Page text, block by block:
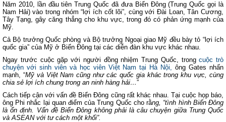
Năm 2010, lần đầu tiên Trung Quốc đã đưa Biển Đông (Trung Quốc gọi là
Nam Hải) vào trong nhóm “lợi ích cốt lõi”, cùng với Đài Loan, Tân Cương,
Tây Tạng, gây căng thẳng cho khu vực, trong đó có phản ứng mạnh của
Mỹ.
Cả Bộ trưởng Quốc phòng và Bộ trưởng Ngoại giao Mỹ đều bày tỏ “lợi ích
quốc gia” của Mỹ ở Biển Đông tại các diễn đàn khu vực khác nhau.
Ngay trước cuộc gặp với người đồng nhiệm Trung Quốc, trongcuộc trò
chuyện với sinh viên và học viên Việt Nam tại Hà Nội, ông Gates nhấn
mạnh, “Mỹ và Việt Nam cũng như các quốc gia khác trong khu vực, cùng
chia sẻ lợi ích chung trong an ninh hàng hải…”
Cách tiếp cận với vấn đề Biển Đông cũng rất khác nhau. Tại cuộc họp báo,
ông Phi nhắc lại quan điểm của Trung Quốc cho rằng, “tình hình Biển Đông
là ổn định. Vấn đề Biển Đông không phải là câu chuyện giữa Trung Quốc
và ASEAN với tư cách một khối”.